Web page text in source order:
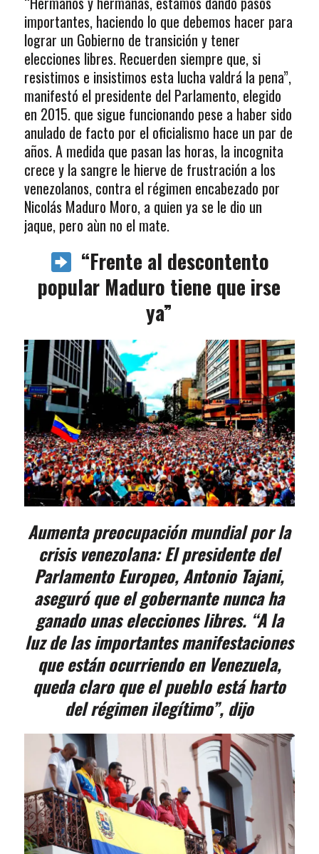
importantes, haciendo lo que debemos hacer para
lograr un Gobierno de transición y tener
elecciones libres. Recuerden siempre que, si
resistimos e insistimos esta lucha valdrá la pena”,
manifestó el presidente del Parlamento, elegido
en 2015. que sigue funcionando pese a haber sido
anulado de facto por el oficialismo hace un par de
años. A medida que pasan las horas, la incognita
crece y la sangre le hierve de frustración a los
venezolanos, contra el régimen encabezado por
Nicolás Maduro Moro, a quien ya se le dio un
jaque, pero aùn no el mate.
“Frente al descontento
popular Maduro tiene que irse
ya”
Aumenta preocupación mundial por la
crisis venezolana: El presidente del
Parlamento Europeo, Antonio Tajani,
aseguró que el gobernante nunca ha
ganado unas elecciones libres. “A la
luz de las importantes manifestaciones
que están ocurriendo en Venezuela,
queda claro que el pueblo está harto
del régimen ilegítimo”, dijo